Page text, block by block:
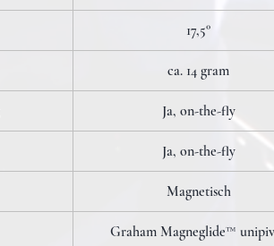
17,5°
ca. 14 gram
Ja, on-the-fly
Ja, on-the-fly
Magnetisch
Graham Magneglide™